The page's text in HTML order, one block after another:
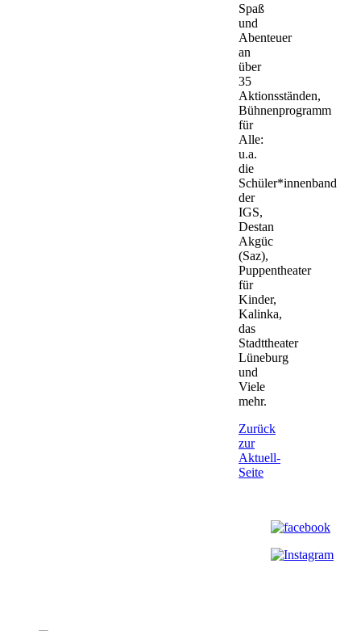
Spaß
und
Abenteuer
an
über
35
Aktionsständen,
Bühnenprogramm
für
Alle:
u.a.
die
Schüler*innenband
der
IGS,
Destan
Akgüc
(Saz),
Puppentheater
für
Kinder,
Kalinka,
das
Stadttheater
Lüneburg
und
Viele
mehr.
Zurück
zur
Aktuell-
Seite